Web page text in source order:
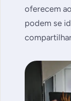
oferecem
podem se